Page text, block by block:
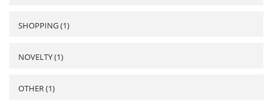
SHOPPING (1)
NOVELTY (1)
OTHER (1)